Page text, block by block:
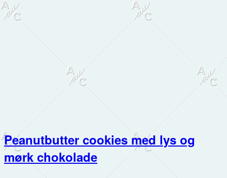
Peanutbutter cookies med lys og
mørk chokolade